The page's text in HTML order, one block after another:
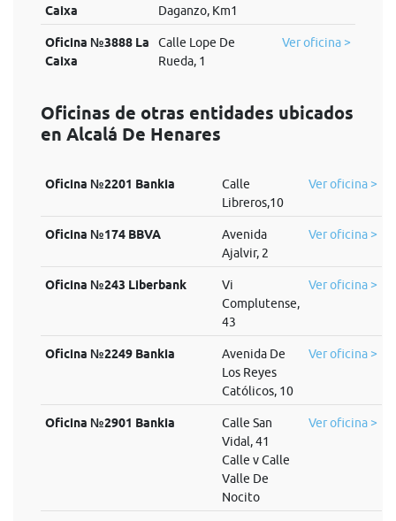
Caixa
Daganzo, Km1
Oficina №3888 La
Caixa
Calle Lope De
Rueda, 1
Ver oficina >
Oficinas de otras entidades ubicados
en Alcalá De Henares
Oficina №2201 Bankia
Calle
Libreros,10
Ver oficina >
Oficina №174 BBVA
Avenida
Ajalvir, 2
Ver oficina >
Oficina №243 Liberbank
Vi
Complutense,
43
Ver oficina >
Oficina №2249 Bankia
Avenida De
Los Reyes
Católicos, 10
Ver oficina >
Oficina №2901 Bankia
Calle San
Vidal, 41
Calle v Calle
Valle De
Nocito
Ver oficina >